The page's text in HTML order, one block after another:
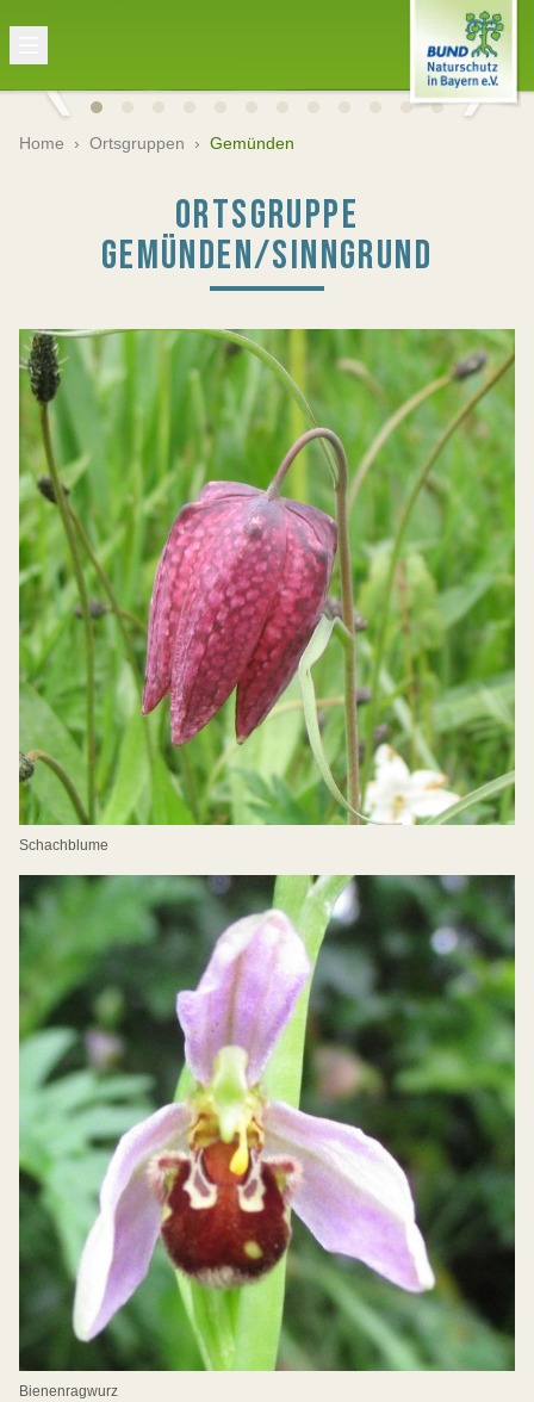
Home › Ortsgruppen › Gemünden
ORTSGRUPPE
GEMÜNDEN/SINNGRUND
Schachblume
Bienenragwurz